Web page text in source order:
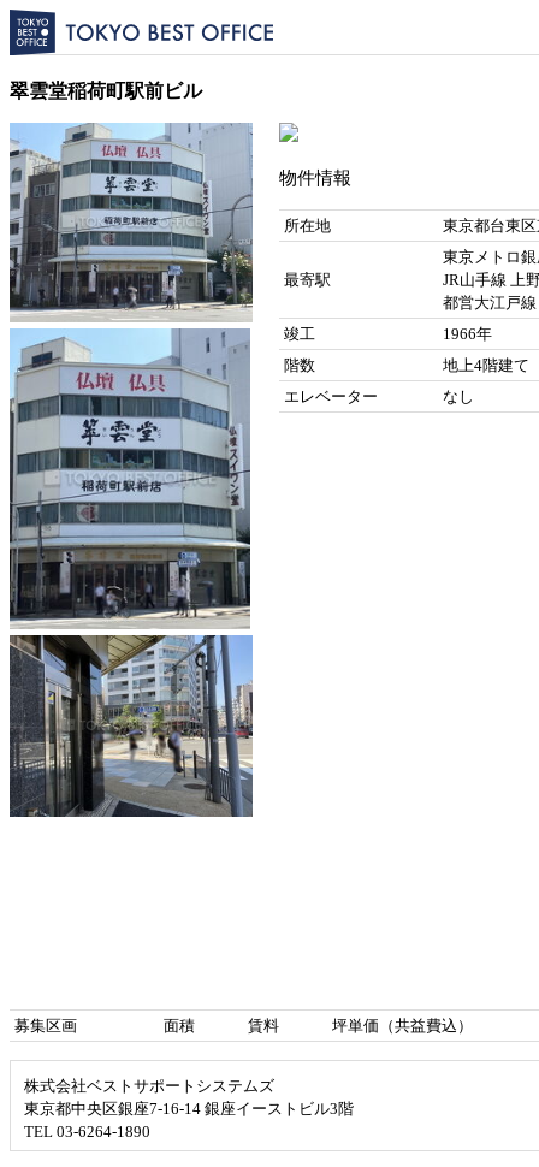
翠雲堂稲荷町駅前ビル
物件情報
所在地 東京都台東
最寄駅
東京メトロ
JR山手線 上
都営大江戸
竣工
1966年
階数
地上4階建て
エレベーター
なし
募集区画 面積 賃料 坪単価（共益費込）
株式会社ベストサポートシステムズ
東京都中央区銀座7-16-14 銀座イーストビル3階
TEL 03-6264-1890